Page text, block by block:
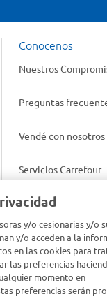
Conocenos
Nuestros
Preguntas
Vendé con nosotros
Servicios Carrefour
Info útil
Tasas de interés
Contacto
y/o cesionarias y/o
y/o acceden a la
en las cookies para
las preferencias
momento en
preferencias serán